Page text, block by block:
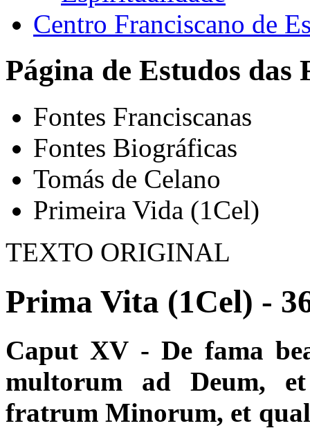
Centro Franciscano de
Página de Estudos das
Fontes Franciscanas
Fontes Biográficas
Tomás de Celano
Primeira Vida (1Cel)
TEXTO ORIGINAL
Prima Vita (1Cel) -
Caput XV - De fama
multorum ad Deum,
fratrum Minorum, et